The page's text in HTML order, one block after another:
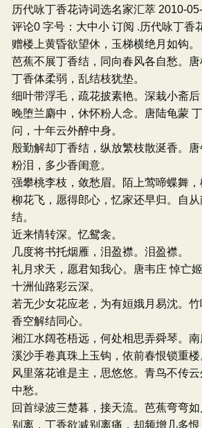
历代咏丁香花诗词选名家汇萃 2010-
评论0 字号：大中小 订阅 .历代咏丁香
赠楼上黄昏欲望休，玉梯横绝月如钩。
芭蕉不展丁香结，同向春风各自愁。唐
丁香体柔弱，乱结枝犹垫。
细叶带浮毛，疏花披素艳。深栽小斋后
晚堕兰麝中，休怀粉人念。唐陆龟蒙
问，十年云外醉中身。
殷勤解却丁香结，纵放繁枝散涎香。
粉泪，多少香闺意。
强攀桃李枝，敛愁眉。陌上莺啼蝶舞，
柳花飞，愿得郎心，忆家还早归。自
结。
近来情转深。忆鸳衾。
几度将书托烟雁，泪盈襟。泪盈襟。
礼月求天，愿君知我心。唐韦庄 悼亡
十洲仙路彩云深。
若无少女花应老，为有姮娥月易沈。
香空解结同心。
湘江水阔苍梧远，何处相思弄舜琴。
溪沙手卷真珠上玉钩，依前春恨锁重楼
风里落花谁是主，思悠悠。青鸟不传
中愁。
回首绿波三楚暮，接天流。芭蕉弯弯
别离，丁香欲减别离痛，却频增几多